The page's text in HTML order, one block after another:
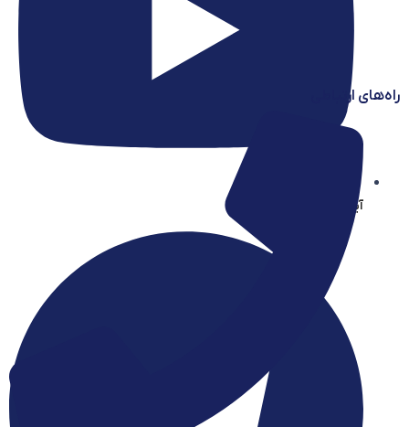
آیساسنتر در یوتیوب
راه‌های ارتباطی